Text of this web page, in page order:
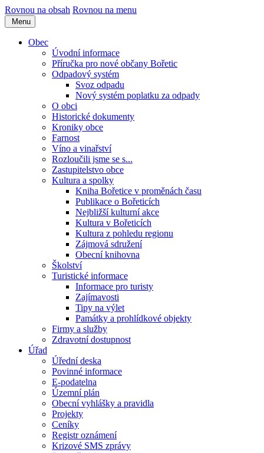
Rovnou na obsah Rovnou na menu
Menu
Obec
Úvodní informace
Příručka pro nové občany Bořetic
Odpadový systém
Svoz odpadu
Nový systém poplatku za odpady
O obci
Historické dokumenty
Kroniky obce
Farnost
Víno a vinařství
Rozloučili jsme se s...
Zastupitelstvo obce
Kultura a spolky
Kniha Bořetice v proměnách času
Publikace o Bořeticích
Nejbližší kulturní akce
Kultura v Bořeticích
Kultura z pohledu regionu
Zájmová sdružení
Obecní knihovna
Školství
Turistické informace
Informace pro turisty
Zajímavosti
Tipy na výlet
Památky a prohlídkové objekty
Firmy a služby
Zdravotní dostupnost
Úřad
Úřední deska
Povinné informace
E-podatelna
Územní plán
Obecní vyhlášky a pravidla
Projekty
Ceníky
Registr oznámení
Krizové SMS zprávy